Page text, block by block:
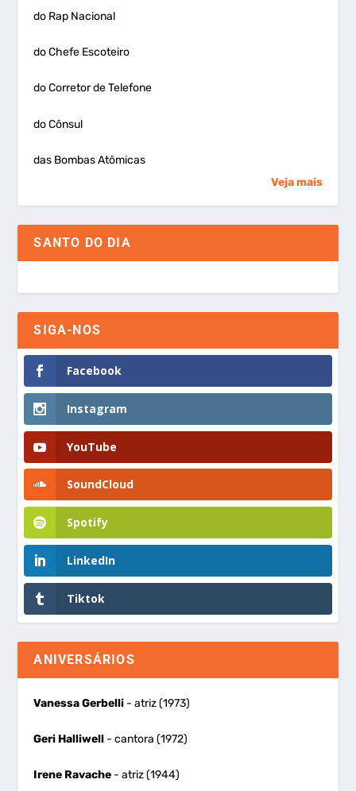
do Rap Nacional
do Chefe Escoteiro
do Corretor de Telefone
do Cônsul
das Bombas Atômicas
Veja mais
SANTO DO DIA
SIGA-NOS
Facebook
Instagram
YouTube
SoundCloud
Spotify
LinkedIn
Tiktok
ANIVERSÁRIOS
Vanessa Gerbelli - atriz (1973)
Geri Halliwell - cantora (1972)
Irene Ravache - atriz (1944)